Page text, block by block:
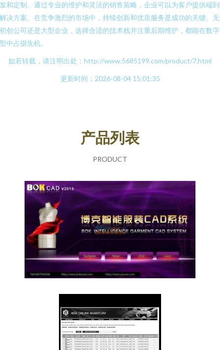
和定制。通过专业的维护和灵活的销售策略，企业可以为客户提供端
决方案。在竞争激烈的市场中，持续创新和优质服务是成功的关键。
创公司还是大型企业，选择合适的技术栈并注重后期维护，都能在数
中占据先机。
如若转载，请注明出处：http://www.5685199.com/product/7.html
更新时间：2026-08-04 15:01:35
产品列表
PRODUCT